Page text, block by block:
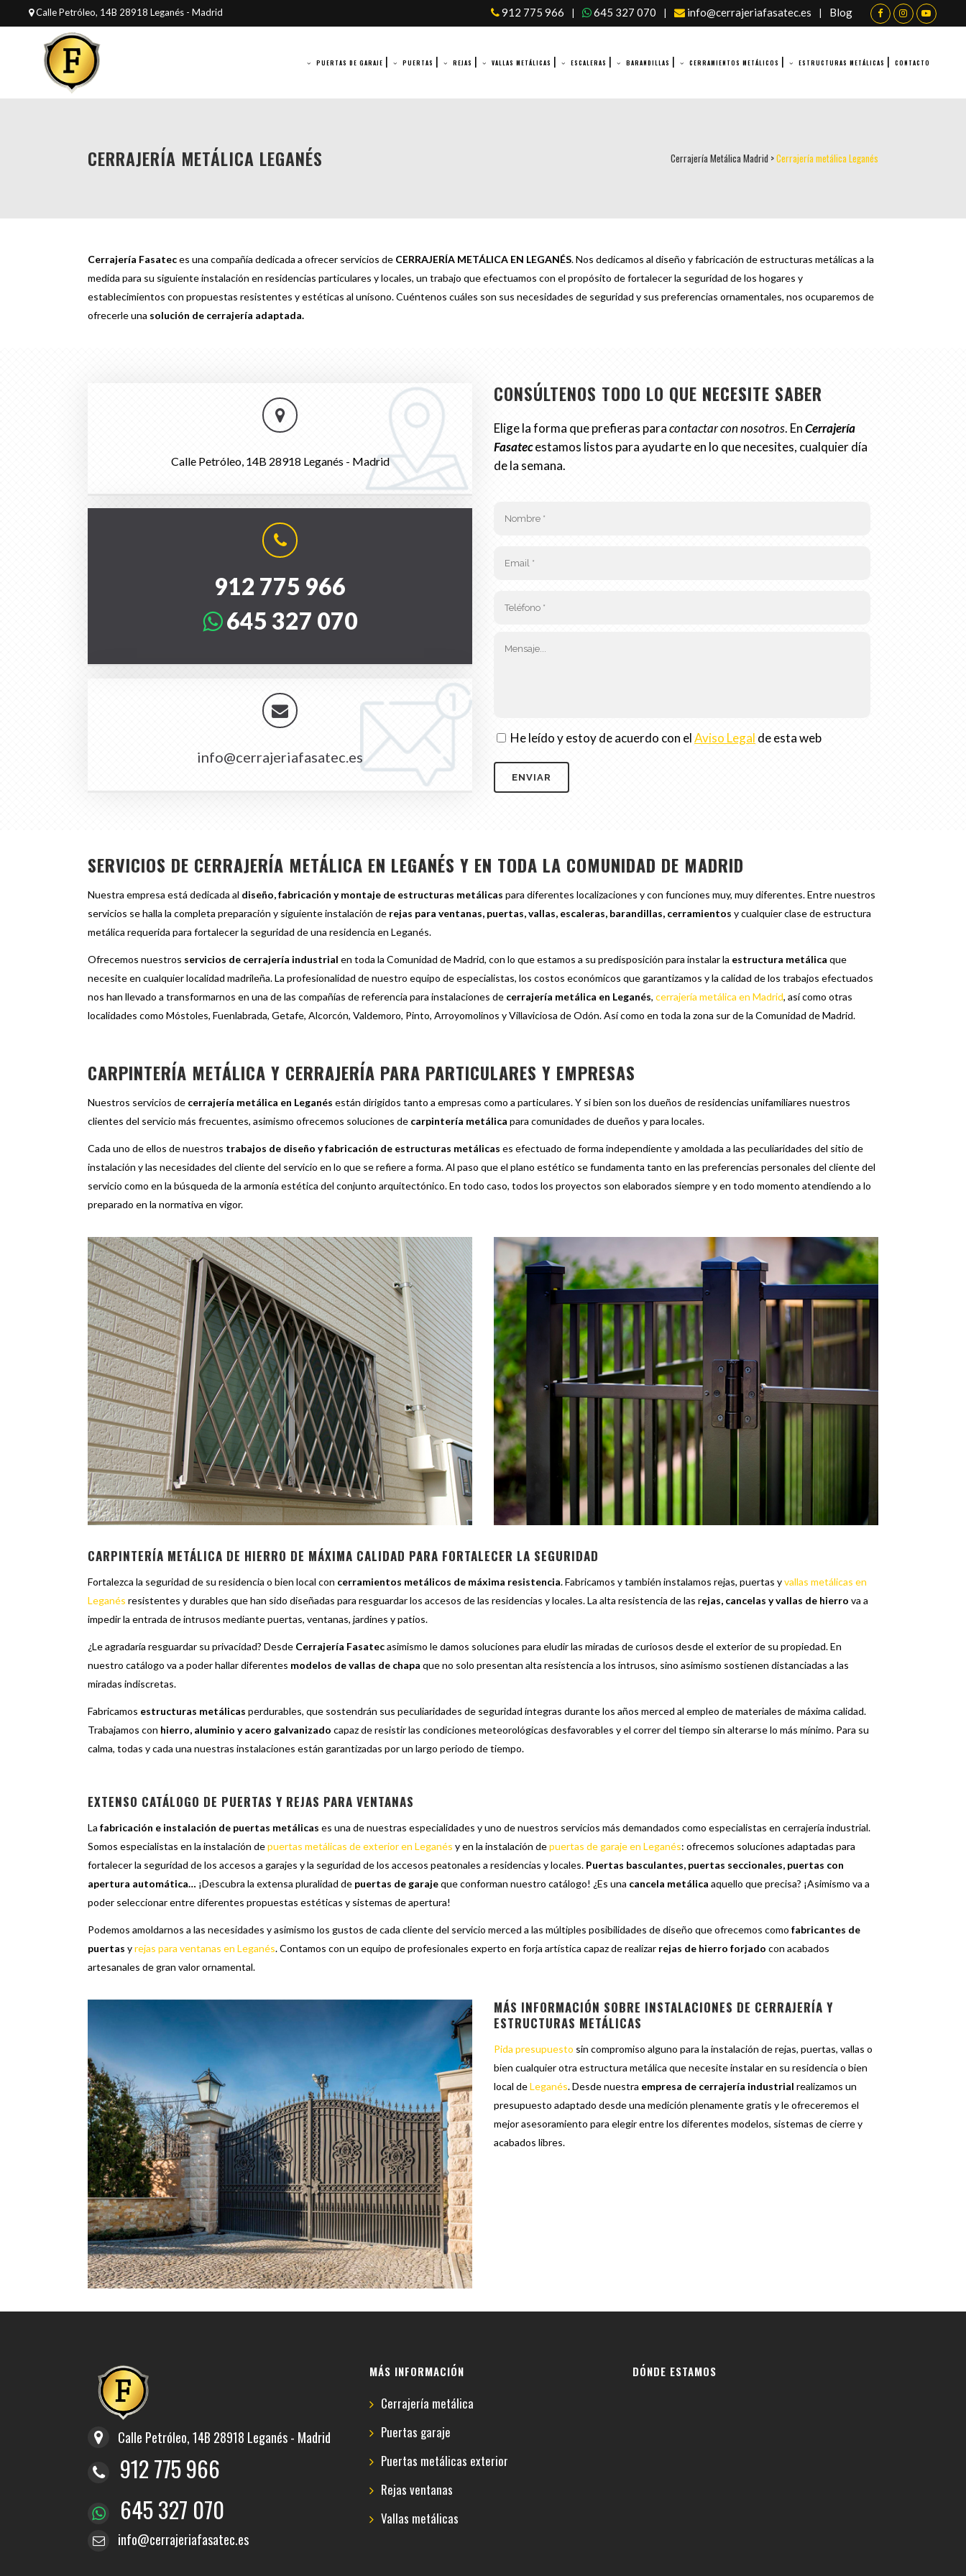
Calle Petróleo, 14B 28918 Leganés - Madrid 912 775 966 645 327 070 info@cerrajeriafasatec.es Blog
PUERTAS DE GARAJE PUERTAS REJAS VALLAS METÁLICAS ESCALERAS BARANDILLAS CERRAMIENTOS METÁLICOS ESTRUCTURAS METÁLICAS CONTACTO
CERRAJERÍA METÁLICA LEGANÉS Cerrajería Metálica Madrid >Cerrajería metálica Leganés
Cerrajería Fasateces una compañía dedicada a ofrecer servicios de CERRAJERÍA METÁLICA EN LEGANÉS. Nos dedicamos al diseño y fabricación de estructuras metálicas a la
medida para su siguiente instalación en residencias particulares y locales, un trabajo que efectuamos con el propósito de fortalecer la seguridad de los hogares y
establecimientos con propuestas resistentes y estéticas al unísono. Cuéntenos cuáles son sus necesidades de seguridad y sus preferencias ornamentales, nos ocuparemos de
ofrecerle una solución de cerrajería adaptada.
Calle Petróleo, 14B 28918 Leganés - Madrid
912 775 966
645 327 070
info@cerrajeriafasatec.es
CONSÚLTENOS TODO LO QUE NECESITE SABER
Elige la forma que prefieras paracontactar con nosotros. EnCerrajería
Fasatecestamos listos para ayudarte en lo que necesites, cualquier día
de la semana.
He leído y estoy de acuerdo con elAviso Legal de esta web
SERVICIOS DE CERRAJERÍA METÁLICA EN LEGANÉS Y EN TODA LA COMUNIDAD DE MADRID
Nuestra empresa está dedicada al diseño, fabricación y montaje de estructuras metálicas para diferentes localizaciones y con funciones muy, muy diferentes. Entre nuestros
servicios se halla la completa preparación y siguiente instalación de rejas para ventanas, puertas, vallas, escaleras, barandillas, cerramientos y cualquier clase de estructura
metálica requerida para fortalecer la seguridad de una residencia en Leganés.
Ofrecemos nuestros servicios de cerrajería industrial en toda la Comunidad de Madrid, con lo que estamos a su predisposición para instalar la estructura metálica que
necesite en cualquier localidad madrileña. La profesionalidad de nuestro equipo de especialistas, los costos económicos que garantizamos y la calidad de los trabajos efectuados
nos han llevado a transformarnos en una de las compañías de referencia para instalaciones de cerrajería metálica en Leganés, cerrajería metálica en Madrid, así como otras
localidades como Móstoles, Fuenlabrada, Getafe, Alcorcón, Valdemoro, Pinto, Arroyomolinos y Villaviciosa de Odón. Así como en toda la zona sur de la Comunidad de Madrid.
CARPINTERÍA METÁLICA Y CERRAJERÍA PARA PARTICULARES Y EMPRESAS
Nuestros servicios de cerrajería metálica en Leganés están dirigidos tanto a empresas como a particulares. Y si bien son los dueños de residencias unifamiliares nuestros
clientes del servicio más frecuentes, asimismo ofrecemos soluciones de carpintería metálica para comunidades de dueños y para locales.
Cada uno de ellos de nuestros trabajos de diseño y fabricación de estructuras metálicas es efectuado de forma independiente y amoldada a las peculiaridades del sitio de
instalación y las necesidades del cliente del servicio en lo que se refiere a forma. Al paso que el plano estético se fundamenta tanto en las preferencias personales del cliente del
servicio como en la búsqueda de la armonía estética del conjunto arquitectónico. En todo caso, todos los proyectos son elaborados siempre y en todo momento atendiendo a lo
preparado en la normativa en vigor.
CARPINTERÍA METÁLICA DE HIERRO DE MÁXIMA CALIDAD PARA FORTALECER LA SEGURIDAD
Fortalezca la seguridad de su residencia o bien local con cerramientos metálicos de máxima resistencia. Fabricamos y también instalamos rejas, puertas yvallas metálicas en
Leganés resistentes y durables que han sido diseñadas para resguardar los accesos de las residencias y locales. La alta resistencia de las rejas, cancelas y vallas de hierro va a
impedir la entrada de intrusos mediante puertas, ventanas, jardines y patios.
¿Le agradaría resguardar su privacidad? Desde Cerrajería Fasatecasimismo le damos soluciones para eludir las miradas de curiosos desde el exterior de su propiedad. En
nuestro catálogo va a poder hallar diferentes modelos de vallas de chapa que no solo presentan alta resistencia a los intrusos, sino asimismo sostienen distanciadas a las
miradas indiscretas.
Fabricamos estructuras metálicas perdurables, que sostendrán sus peculiaridades de seguridad íntegras durante los años merced al empleo de materiales de máxima calidad.
Trabajamos con hierro, aluminio y acero galvanizado capaz de resistir las condiciones meteorológicas desfavorables y el correr del tiempo sin alterarse lo más mínimo. Para su
calma, todas y cada una nuestras instalaciones están garantizadas por un largo periodo de tiempo.
EXTENSO CATÁLOGO DE PUERTAS Y REJAS PARA VENTANAS
La fabricación e instalación de puertas metálicas es una de nuestras especialidades y uno de nuestros servicios más demandados como especialistas en cerrajería industrial.
Somos especialistas en la instalación depuertas metálicas de exterior en Leganés y en la instalación depuertas de garaje en Leganés: ofrecemos soluciones adaptadas para
fortalecer la seguridad de los accesos a garajes y la seguridad de los accesos peatonales a residencias y locales. Puertas basculantes, puertas seccionales, puertas con
apertura automática… ¡Descubra la extensa pluralidad de puertas de garajeque conforman nuestro catálogo! ¿Es una cancela metálica aquello que precisa? ¡Asimismo va a
poder seleccionar entre diferentes propuestas estéticas y sistemas de apertura!
Podemos amoldarnos a las necesidades y asimismo los gustos de cada cliente del servicio merced a las múltiples posibilidades de diseño que ofrecemos como fabricantes de
puertas yrejas para ventanas en Leganés. Contamos con un equipo de profesionales experto en forja artística capaz de realizar rejas de hierro forjado con acabados
artesanales de gran valor ornamental.
MÁS INFORMACIÓN SOBRE INSTALACIONES DE CERRAJERÍA Y
ESTRUCTURAS METÁLICAS
Pida presupuesto sin compromiso alguno para la instalación de rejas, puertas, vallas o
bien cualquier otra estructura metálica que necesite instalar en su residencia o bien
local deLeganés. Desde nuestra empresa de cerrajería industrial realizamos un
presupuesto adaptado desde una medición plenamente gratis y le ofreceremos el
mejor asesoramiento para elegir entre los diferentes modelos, sistemas de cierre y
acabados libres.
Calle Petróleo, 14B 28918 Leganés - Madrid
912 775 966
645 327 070
info@cerrajeriafasatec.es
MÁS INFORMACIÓN
Cerrajería metálica
Puertas garaje
Puertas metálicas exterior
Rejas ventanas
Vallas metálicas
DÓNDE ESTAMOS